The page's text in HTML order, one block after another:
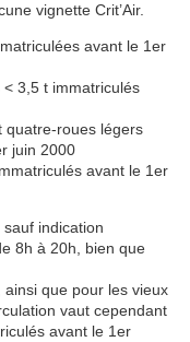
vignette Crit’Air.
avant le 1er
3,5 t immatriculés
quatre-roues légers
juin 2000
avant le 1er
sauf indication
8h à 20h, bien que
que pour les vieux
vaut cependant
avant le 1er